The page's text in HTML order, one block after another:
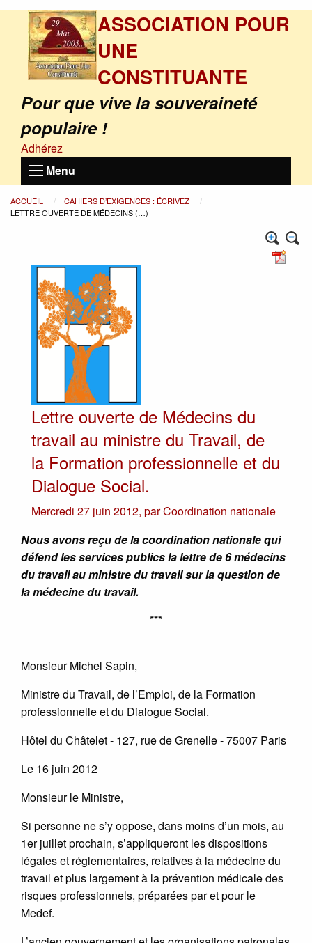
ASSOCIATION POUR
UNE
CONSTITUANTE
Pour que vive la souveraineté
populaire !
Adhérez
Menu
ACCUEIL
CAHIERS D’EXIGENCES : ÉCRIVEZ
LETTRE OUVERTE DE MÉDECINS (…)
Lettre ouverte de Médecins du
travail au ministre du Travail, de
la Formation professionnelle et du
Dialogue Social.
Mercredi 27 juin 2012, parCoordination nationale
Nous avons reçu de la coordination nationale qui
défend les services publics la lettre de 6 médecins
du travail au ministre du travail sur la question de
la médecine du travail.
***
Monsieur Michel Sapin,
Ministre du Travail, de l’Emploi, de la Formation
professionnelle et du Dialogue Social.
Hôtel du Châtelet - 127, rue de Grenelle - 75007 Paris
Le 16 juin 2012
Monsieur le Ministre,
Si personne ne s’y oppose, dans moins d’un mois, au
1er juillet prochain, s’appliqueront les dispositions
légales et réglementaires, relatives à la médecine du
travail et plus largement à la prévention médicale des
risques professionnels, préparées par et pour le
Medef.